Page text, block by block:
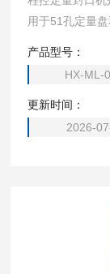
用于51孔定量
群、大肠埃希氏
胞菌的检测。
产品型号：
HX-ML-
更新时间：
2026-